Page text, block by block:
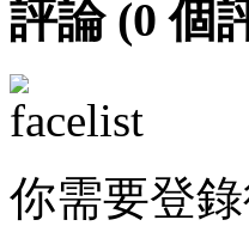
評論 (0 個
你需要登